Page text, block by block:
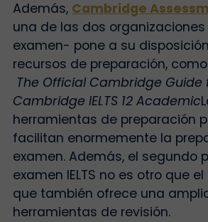
Además, Cambridge
una de las dos
examen- pone a su
recursos de preparación,
The Official Cambridge Guide
Cambridge IELTS 12 Academic
herramientas de preparación
facilitan enormemente la
examen. Además, el segundo
examen IELTS no es otro que
que también ofrece una
herramientas de revisión.